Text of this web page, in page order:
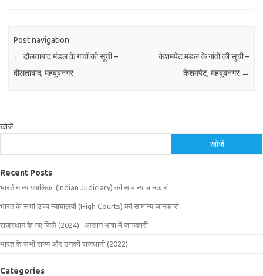
Post navigation
← दौलताबाद मंडल के गांवों की सूची –
दौलताबाद, महबूबनगर
केशमपेट मंडल के गांवों की सूची –
केशमपेट, महबूबनगर →
खोजें
खोजें
Recent Posts
भारतीय न्यायपालिका (Indian Judiciary) की सामान्य जानकारी
भारत के सभी उच्च न्यायालयों (High Courts) की सामान्य जानकारी
राजस्थान के नए जिले (2024) : आसान भाषा में जानकारी
भारत के सभी राज्य और उनकी राजधानी (2022)
Categories